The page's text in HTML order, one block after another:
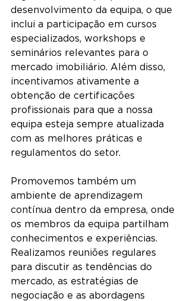
desenvolvimento da equipa, o que
inclui a participação em cursos
especializados, workshops e
seminários relevantes para o
mercado imobiliário. Além disso,
incentivamos ativamente a
obtenção de certificações
profissionais para que a nossa
equipa esteja sempre atualizada
com as melhores práticas e
regulamentos do setor.
Promovemos também um
ambiente de aprendizagem
contínua dentro da empresa, onde
os membros da equipa partilham
conhecimentos e experiências.
Realizamos reuniões regulares
para discutir as tendências do
mercado, as estratégias de
negociação e as abordagens